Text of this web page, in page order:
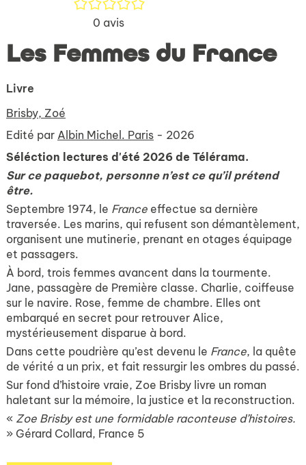
0 avis
Les Femmes du France
Livre
Brisby, Zoé
Edité par Albin Michel. Paris - 2026
Séléction lectures d'été 2026 de Télérama.
Sur ce paquebot, personne n’est ce qu’il prétend
être.
Septembre 1974, le France effectue sa dernière
traversée. Les marins, qui refusent son démantèlement,
organisent une mutinerie, prenant en otages équipage
et passagers.
À bord, trois femmes avancent dans la tourmente.
Jane, passagère de Première classe. Charlie, coiffeuse
sur le navire. Rose, femme de chambre. Elles ont
embarqué en secret pour retrouver Alice,
mystérieusement disparue à bord.
Dans cette poudrière qu’est devenu le France, la quête
de vérité a un prix, et fait ressurgir les ombres du passé.
Sur fond d’histoire vraie, Zoe Brisby livre un roman
haletant sur la mémoire, la justice et la reconstruction.
« Zoe Brisby est une formidable raconteuse d’histoires.
» Gérard Collard, France 5